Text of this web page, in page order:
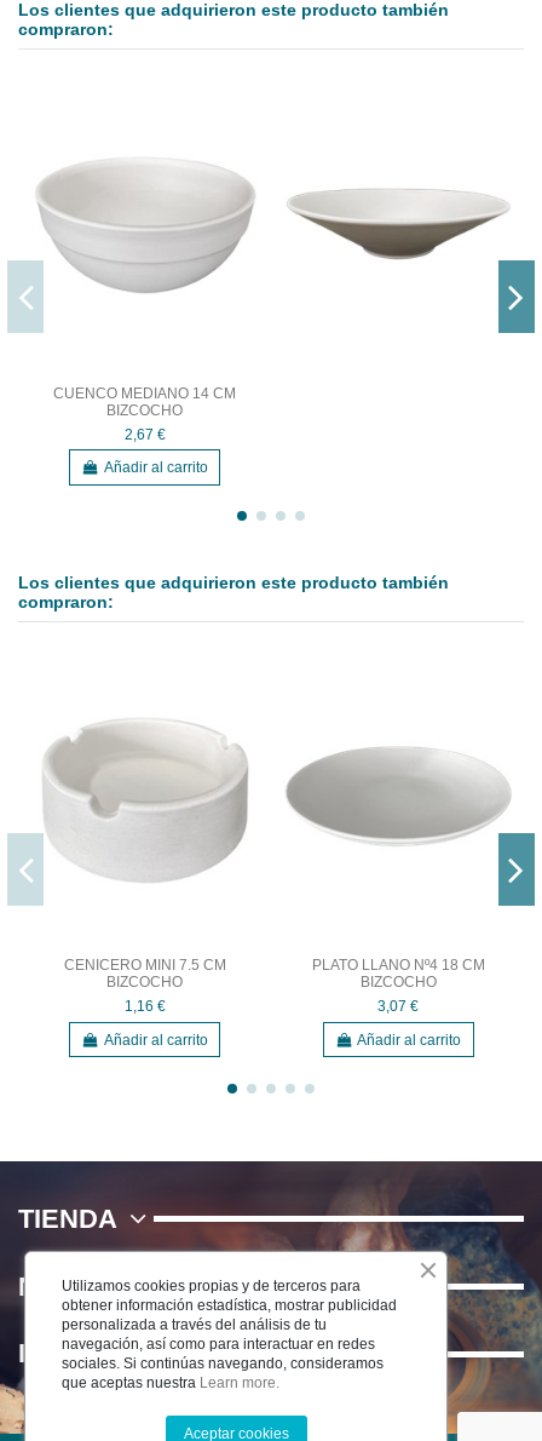
Los clientes que adquirieron este producto también
compraron:
CUENCO MEDIANO 14 CM
BIZCOCHO
2,67 €
Añadir al carrito
Los clientes que adquirieron este producto también
compraron:
CENICERO MINI 7.5 CM
BIZCOCHO
1,16 €
Añadir al carrito
PLATO LLANO Nº4 18 CM
BIZCOCHO
3,07 €
Añadir al carrito
TIENDA
NOSOTROS
INFORMACIÓN
Utilizamos cookies propias y de terceros para
obtener información estadística, mostrar publicidad
personalizada a través del análisis de tu
navegación, así como para interactuar en redes
sociales. Si continúas navegando, consideramos
que aceptas nuestra Learn more.
Aceptar cookies